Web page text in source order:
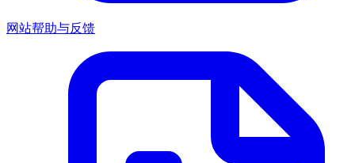
网站帮助与反馈